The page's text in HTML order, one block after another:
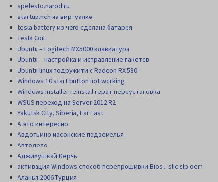
spelesto.narod.ru
startup.nch на виртуалке
tesla battery из чего сделана батарея
Tesla Coil
Ubuntu – Logitech MX5000 клавиатура
Ubuntu – настройка и исправление пакетов
Ubuntu linux подружити с Radeon RX 580
Windows 10 start button not working
Windows installer reinstall repair переустановка
WSUS переход на Server 2012 R2
Yakutsk City, Siberia, Far East
А это интересно
Авдотьино масонские подземелья
Автодело
Аджимушкай Керчь
активация Windows способ перепрошивки Bios .. slic slp oem
Аланья 2006 Турция